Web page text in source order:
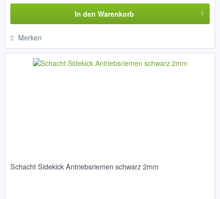
In den Warenkorb
Merken
Schacht Sidekick Antriebsriemen schwarz 2mm